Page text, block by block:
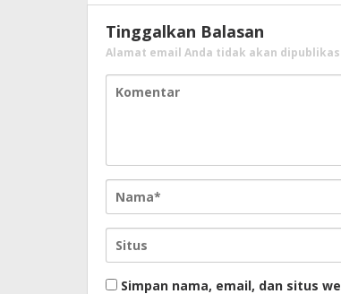
Tinggalkan Balasan
Alamat email Anda tidak akan
Simpan nama, email, dan situs